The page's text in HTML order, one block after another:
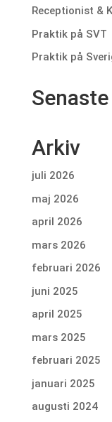
Receptionist &
Praktik på SVT
Praktik på
Arkiv
juli 2026
maj 2026
april 2026
mars 2026
februari 2026
juni 2025
april 2025
mars 2025
februari 2025
januari 2025
augusti 2024